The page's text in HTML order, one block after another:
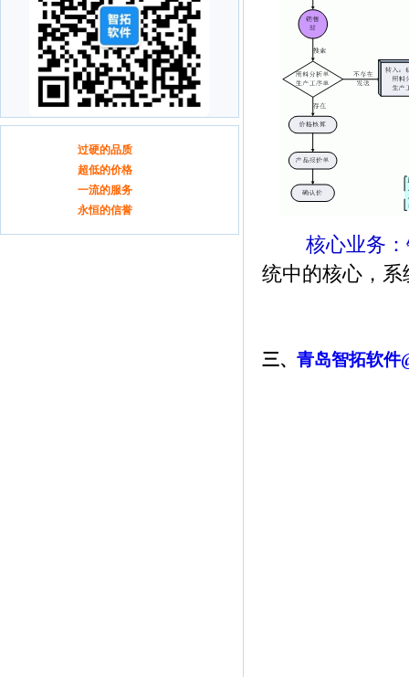
核心业务：
统中的核心，
三、 青岛智拓软件
过硬的品质
超低的价格
一流的服务
永恒的信誉